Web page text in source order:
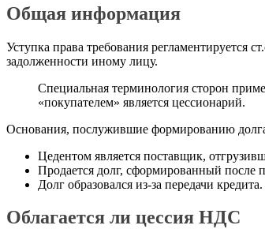
Общая информация
Уступка права требования регламентируется
задолженности иному лицу.
Специальная терминология сторон
«покупателем» является цессионарий.
Основания, послужившие формированию
Цедентом является поставщик,
Продается долг, сформированный после
Долг образовался из-за передачи кредита.
Облагается ли цессия НДС